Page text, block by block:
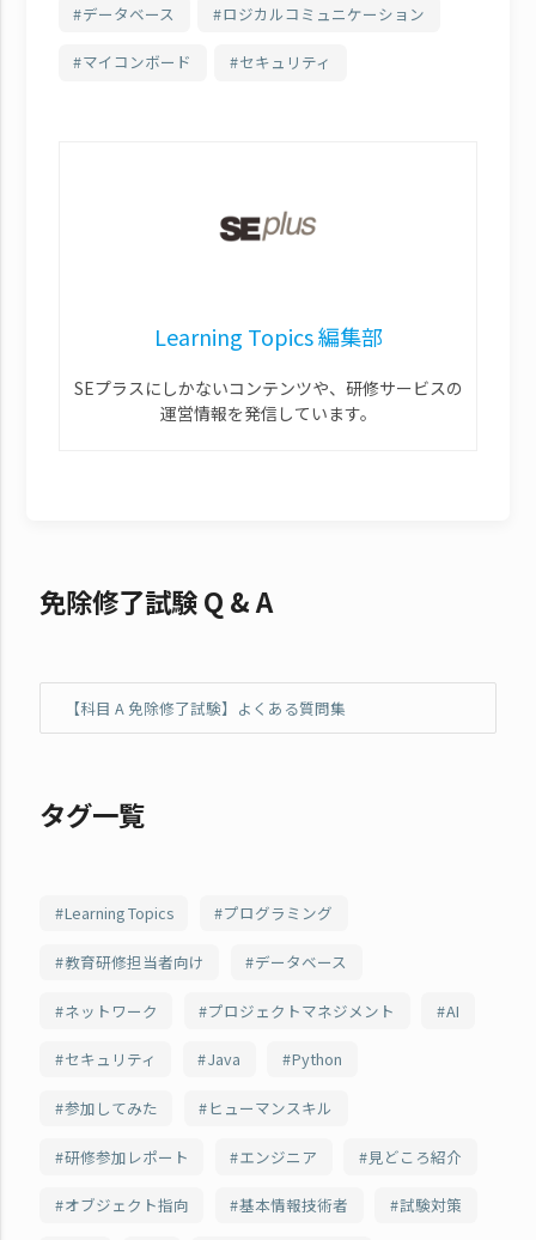
データベース ロジカルコミュニケーション
マイコンボード セキュリティ
Learning Topics 編集部
SEプラスにしかないコンテンツや、研修サービスの
運営情報を発信しています。
免除修了試験 Q & A
【科目 A 免除修了試験】よくある質問集
タグ一覧
Learning Topics プログラミング
教育研修担当者向け データベース
ネットワーク プロジェクトマネジメント AI
セキュリティ Java Python
参加してみた ヒューマンスキル
研修参加レポート エンジニア 見どころ紹介
オブジェクト指向 基本情報技術者 試験対策